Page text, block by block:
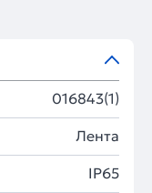
016843(1)
Лента
IP65